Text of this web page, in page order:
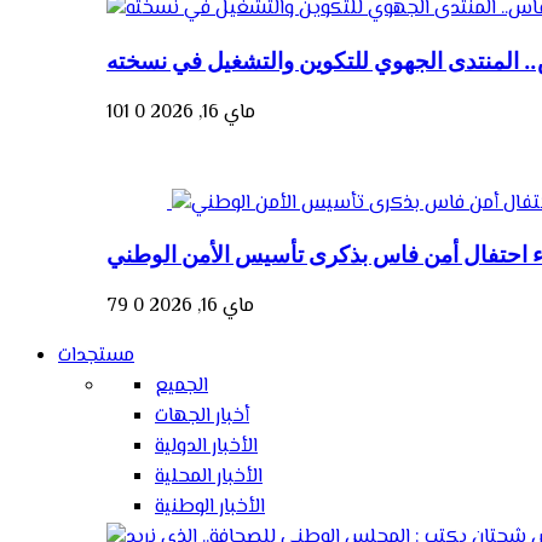
المنتدى الجهوي للتكوين والتشغيل في نسخته
ماي 16, 2026 0
101
احتفال أمن فاس بذكرى تأسيس الأمن الوطني
ماي 16, 2026 0
79
مستجدات
الجميع
أخبار الجهات
الأخبار الدولية
الأخبار المحلية
الأخبار الوطنية